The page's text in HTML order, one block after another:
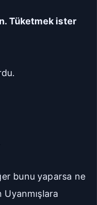
Tüketmek ister
bunu yaparsa ne
Uyanmışlara